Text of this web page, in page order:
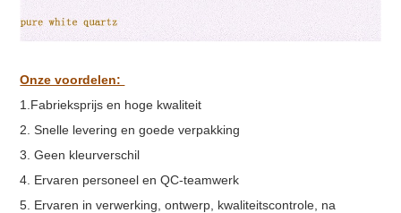
Onze voordelen:
1 .Fabrieksprijs en hoge kwaliteit
2. Snelle levering en goede verpakking
3. Geen kleurverschil
4. Ervaren personeel en QC-teamwerk
5. Ervaren in verwerking, ontwerp, kwaliteitscontrole, na